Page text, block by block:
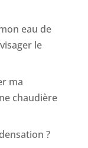
eau de
le
ma
chaudière
?